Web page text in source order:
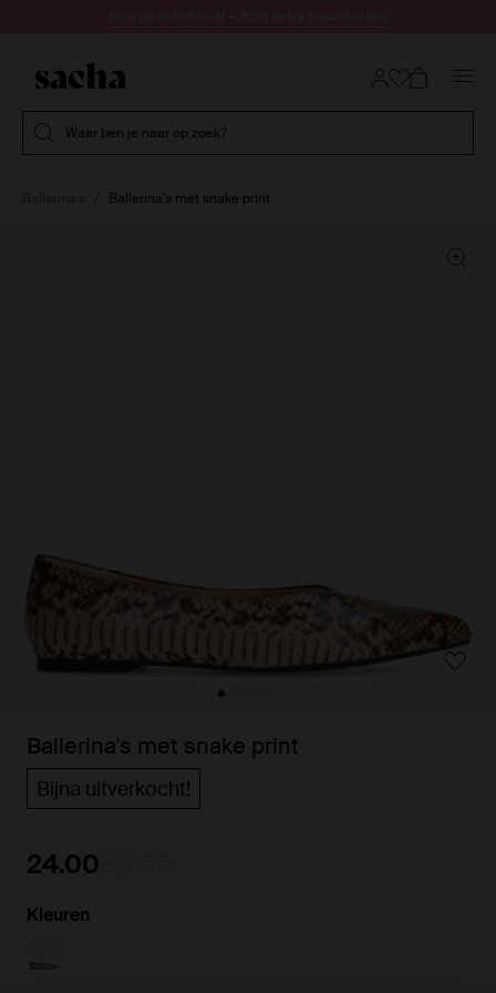
Waar ben je naar op zoek?
Ballerina's met snake print
Ballerina's met snake print
Bijna uitverkocht!
24.00
Kleuren